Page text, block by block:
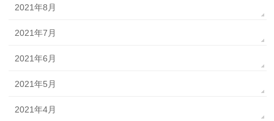
2021年8月
2021年7月
2021年6月
2021年5月
2021年4月